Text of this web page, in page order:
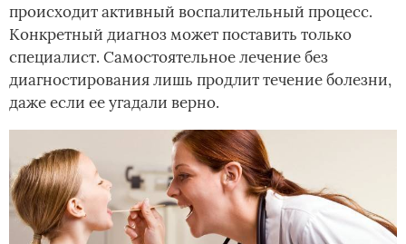
происходит активный воспалительный процесс.
Конкретный диагноз может поставить только
специалист. Самостоятельное лечение без
диагностирования лишь продлит течение болезни,
даже если ее угадали верно.